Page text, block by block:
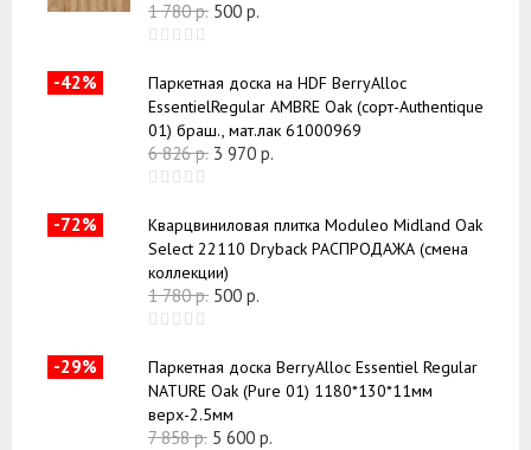
1 780р. 500 р.
Паркетная доска на HDF BerryAlloc
EssentielRegular AMBRE Oak (сорт-Authentique
01) браш., мат.лак 61000969
6 826р. 3 970 р.
-42%
Кварцвиниловая плитка Moduleo Midland Oak
Select 22110 Dryback РАСПРОДАЖА (смена
коллекции)
1 780р. 500 р.
-72%
Паркетная доска BerryAlloc Essentiel Regular
NATURE Oak (Pure 01) 1180*130*11мм
верх-2.5мм
7 858р. 5 600 р.
-29%